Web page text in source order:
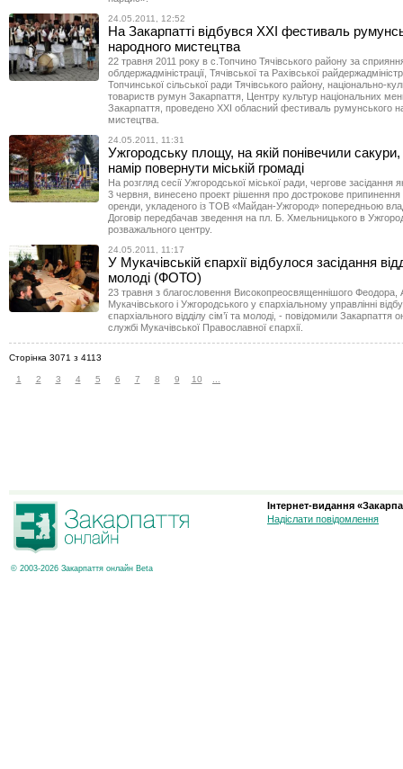
24.05.2011, 12:52
На Закарпатті відбувся ХХІ фестиваль
народного мистецтва
22 травня 2011 року в с.Топчино Тячівського району за
облдержадміністрації, Тячівської та Рахівської
Топчинської сільської ради Тячівського району, національно-
товариств румун Закарпаття, Центру культур національних
Закарпаття, проведено ХХІ обласний фестиваль румунського
мистецтва.
24.05.2011, 11:31
Ужгородську площу, на якій понівечили
намір повернути міській громаді
На розгляд сесії Ужгородської міської ради, чергове засідання
3 червня, винесено проект рішення про дострокове припинення
оренди, укладеного із ТОВ «Майдан-Ужгород» попередньою
Договір передбачав зведення на пл. Б. Хмельницького в
розважального центру.
24.05.2011, 11:17
У Мукачівській єпархії відбулося засідання
молоді (ФОТО)
23 травня з благословення Високопреосвященнішого Феодора,
Мукачівського і Ужгородського у єпархіальному управлінні
єпархіального відділу сім’ї та молоді, - повідомили Закарпаття
службі Мукачівської Православної єпархії.
Сторінка 3071 з 4113
1 2 3 4 5 6 7 8 9 10
© 2003-2026 Закарпаття онлайн Beta
Інтернет-видання
Надіслати повідомлення